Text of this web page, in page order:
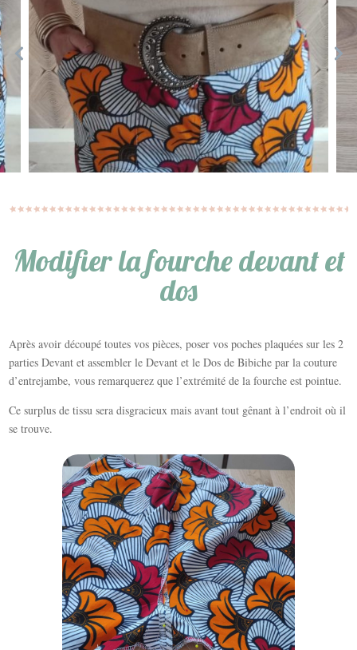
Modifier la fourche devant et
dos
Après avoir découpé toutes vos pièces, poser vos poches plaquées sur les 2
parties Devant et assembler le Devant et le Dos de Bibiche par la couture
d’entrejambe, vous remarquerez que l’extrémité de la fourche est pointue.
Ce surplus de tissu sera disgracieux mais avant tout gênant à l’endroit où il
se trouve.